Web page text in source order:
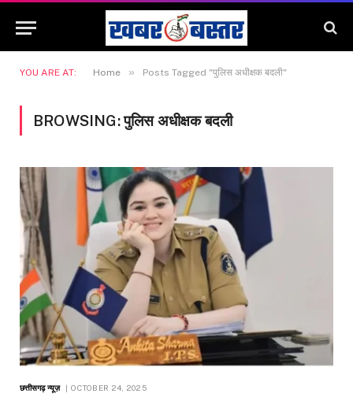
YOU ARE AT: Home » Posts Tagged "पुलिस अधीक्षक बदली"
BROWSING:पुलिस अधीक्षक बदली
छत्तीसगढ़ न्यूज़ OCTOBER 24, 2025